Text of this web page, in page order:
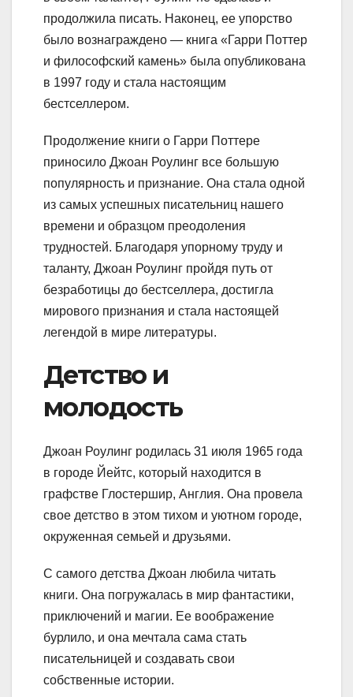
продолжила писать. Наконец, ее упорство
было вознаграждено — книга «Гарри Поттер
и философский камень» была опубликована
в 1997 году и стала настоящим
бестселлером.
Продолжение книги о Гарри Поттере
приносило Джоан Роулинг все большую
популярность и признание. Она стала одной
из самых успешных писательниц нашего
времени и образцом преодоления
трудностей. Благодаря упорному труду и
таланту, Джоан Роулинг пройдя путь от
безработицы до бестселлера, достигла
мирового признания и стала настоящей
легендой в мире литературы.
Детство и
молодость
Джоан Роулинг родилась 31 июля 1965 года
в городе Йейтс, который находится в
графстве Глостершир, Англия. Она провела
свое детство в этом тихом и уютном городе,
окруженная семьей и друзьями.
С самого детства Джоан любила читать
книги. Она погружалась в мир фантастики,
приключений и магии. Ее воображение
бурлило, и она мечтала сама стать
писательницей и создавать свои
собственные истории.